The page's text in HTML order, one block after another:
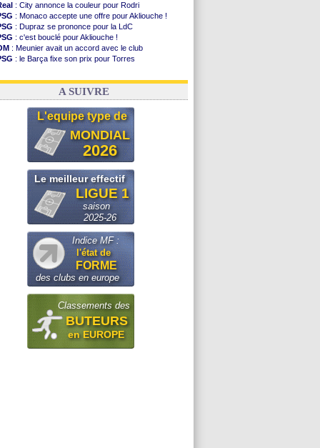
: City annonce la couleur pour Rodri
: Monaco accepte une offre pour Akliouche !
: Dupraz se prononce pour la LdC
: c'est bouclé pour Akliouche !
: Meunier avait un accord avec le club
: le Barça fixe son prix pour Torres
: Torres souhaite rejoindre le PSG !
A SUIVRE
L'equipe type de
MONDIAL
2026
Le meilleur effectif
LIGUE 1
saison
2025-26
Indice MF :
l'état de
FORME
des clubs en europe
Classements des
BUTEURS
en EUROPE